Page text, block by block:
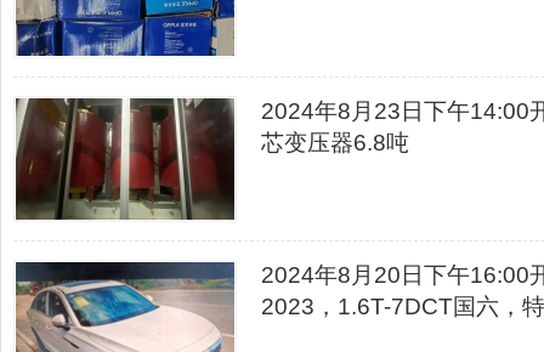
2024年8月23日下午14:00
芯变压器6.8吨
2024年8月20日下午16:00
2023，1.6T-7DCT国六，